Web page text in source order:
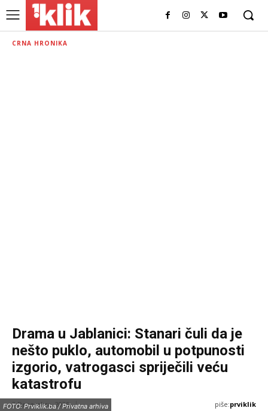
CRNA HRONIKA
Drama u Jablanici: Stanari čuli da je
nešto puklo, automobil u potpunosti
izgorio, vatrogasci spriječili veću
katastrofu
3 Decembra, 2025 piše:prviklik
FOTO: Prviklik.ba / Privatna arhiva